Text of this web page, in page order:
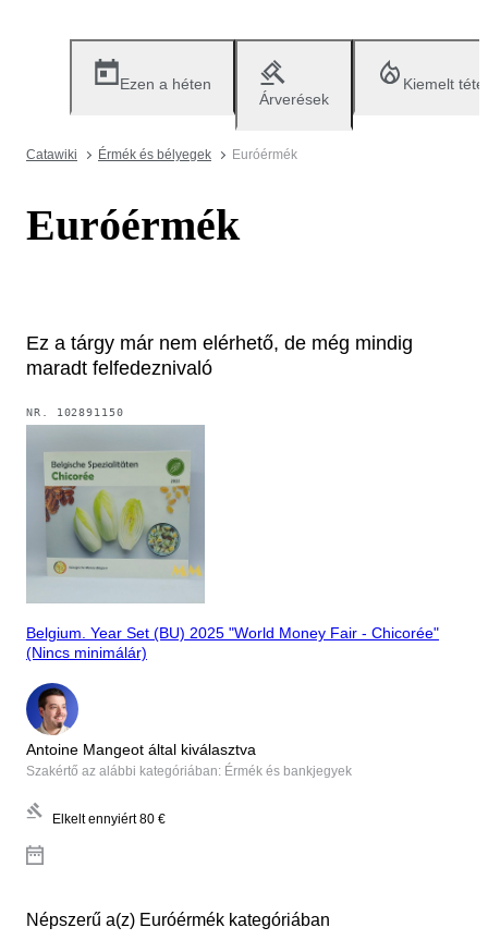
Ezen a héten
Árverések
Kiemelt
Catawiki Érmék és bélyegek Euróérmék
Euróérmék
Ez a tárgy már nem elérhető, de még mindig
maradt felfedeznivaló
NR. 102891150
Belgium. Year Set (BU) 2025 "World Money Fair - Chicorée"
(Nincs minimálár)
Antoine Mangeot által kiválasztva
Szakértő az alábbi kategóriában: Érmék és bankjegyek
Elkelt ennyiért 80 €
Népszerű a(z) Euróérmék kategóriában